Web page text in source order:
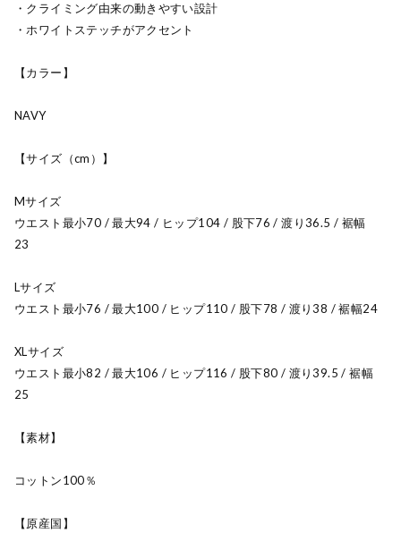
・クライミング由来の動きやすい設計
・ホワイトステッチがアクセント
【カラー】
NAVY
【サイズ（cm）】
Mサイズ
ウエスト最小70 / 最大94 / ヒップ104 / 股下76 / 渡り36.5 / 裾幅
23
Lサイズ
ウエスト最小76 / 最大100 / ヒップ110 / 股下78 / 渡り38 / 裾幅24
XLサイズ
ウエスト最小82 / 最大106 / ヒップ116 / 股下80 / 渡り39.5 / 裾幅
25
【素材】
コットン100％
【原産国】